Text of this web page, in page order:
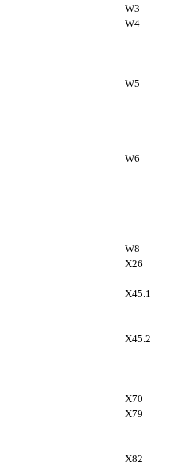
W3
W4
W5
W6
W8
X26
X45.1
X45.2
X70
X79
X82